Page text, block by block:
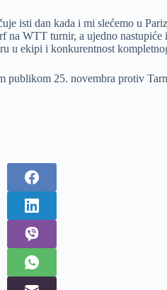
isti dan kada i mi slećemo u
WTT turnir, a ujedno
u ekipi i konkurentnost
publikom 25. novembra protiv